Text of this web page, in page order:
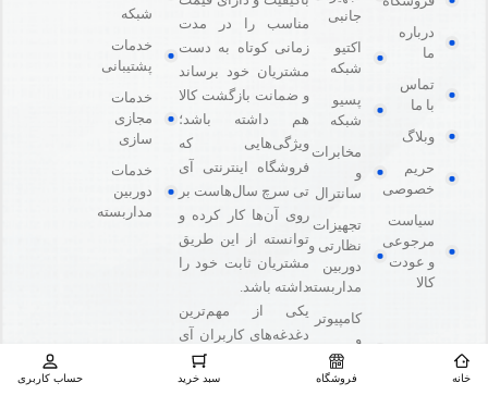
درباره
ما
تماس
با ما
وبلاگ
حریم
خصوصی
سیاست
مرجوعی
و عودت
کالا
جانبی
اکتیو
شبکه
پسیو
شبکه
مخابرات
و
سانترال
تجهیزات
نظارتی و
دوربین
مداربسته
کامپیوتر
و
تجهیزات
جانبی
مناسب را در مدت
زمانی کوتاه به دست
مشتریان خود برساند
و ضمانت بازگشت کالا
هم داشته باشد؛
ویژگی‌هایی که
فروشگاه اینترنتی آی
تی سرچ سال‌هاست بر
روی آن‌ها کار کرده و
توانسته از این طریق
مشتریان ثابت خود را
داشته باشد.
یکی از مهم‌ترین
دغدغه‌های کاربران آی
تی سرچ یا هر
فروشگاه‌ اینترنتی
شبکه
خدمات
پشتیبانی
خدمات
مجازی
سازی
خدمات
دوربین
مداربسته
خانه فروشگاه سبد خرید حساب کاربری